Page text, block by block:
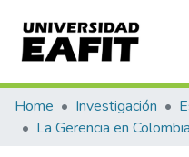
Communities & Collections
All of DSpace
Home Investigación
La Gerencia en Colombia